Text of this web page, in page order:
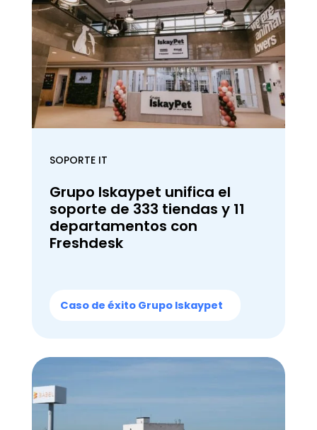
SOPORTE IT
Grupo Iskaypet unifica el
soporte de 333 tiendas y 11
departamentos con
Freshdesk
Caso de éxito Grupo Iskaypet